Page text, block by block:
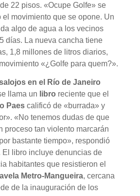
22 pisos. «Ocupe Golfe» se
el movimiento que se opone. Un
algo de agua a los vecinos
días. La nueva cancha tiene
1,8 millones de litros diarios,
«¿Golfe para quem?».
en el Río de Janeiro
llama un libro reciente que el
Paescalificó de «burrada» y
«No tenemos dudas de que
proceso tan violento marcarán
bastante tiempo», respondió
El libro incluye denuncias de
habitantes que resistieron el
Metro-Mangueira, cercana
de la inauguración de los